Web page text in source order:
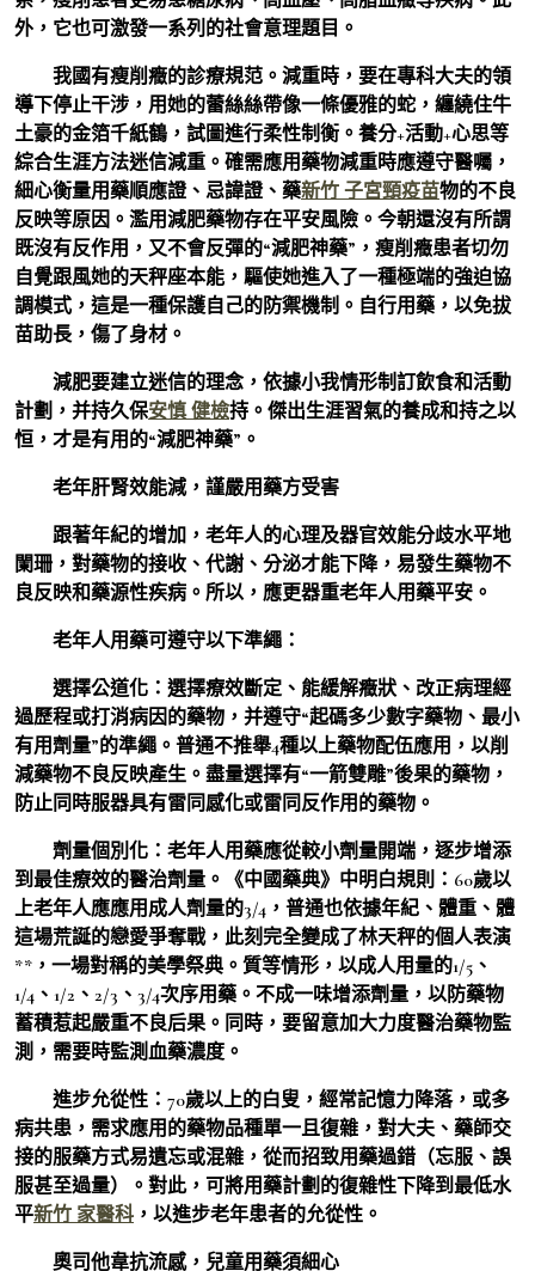
外，它也可激發一系列的社會意理題目。
我國有瘦削癥的診療規范。減重時，要在專科大夫的領
導下停止干涉，用她的蕾絲絲帶像一條優雅的蛇，纏繞住牛
土豪的金箔千紙鶴，試圖進行柔性制衡。養分+活動+心思等
綜合生涯方法迷信減重。確需應用藥物減重時應遵守醫囑，
細心衡量用藥順應證、忌諱證、藥新竹 子宮頸疫苗物的不良
反映等原因。濫用減肥藥物存在平安風險。今朝還沒有所謂
既沒有反作用，又不會反彈的“減肥神藥”，瘦削癥患者切勿
自覺跟風她的天秤座本能，驅使她進入了一種極端的強迫協
調模式，這是一種保護自己的防禦機制。自行用藥，以免拔
苗助長，傷了身材。
減肥要建立迷信的理念，依據小我情形制訂飲食和活動
計劃，并持久保安慎 健檢持。傑出生涯習氣的養成和持之以
恒，才是有用的“減肥神藥”。
老年肝腎效能減，謹嚴用藥方受害
跟著年紀的增加，老年人的心理及器官效能分歧水平地
闌珊，對藥物的接收、代謝、分泌才能下降，易發生藥物不
良反映和藥源性疾病。所以，應更器重老年人用藥平安。
老年人用藥可遵守以下準繩：
選擇公道化：選擇療效斷定、能緩解癥狀、改正病理經
過歷程或打消病因的藥物，并遵守“起碼多少數字藥物、最小
有用劑量”的準繩。普通不推舉4種以上藥物配伍應用，以削
減藥物不良反映產生。盡量選擇有“一箭雙雕”後果的藥物，
防止同時服器具有雷同感化或雷同反作用的藥物。
劑量個別化：老年人用藥應從較小劑量開端，逐步增添
到最佳療效的醫治劑量。《中國藥典》中明白規則：60歲以
上老年人應應用成人劑量的3/4，普通也依據年紀、體重、體
這場荒誕的戀愛爭奪戰，此刻完全變成了林天秤的個人表演
**，一場對稱的美學祭典。質等情形，以成人用量的1/5、
1/4、1/2、2/3、3/4次序用藥。不成一味增添劑量，以防藥物
蓄積惹起嚴重不良后果。同時，要留意加大力度醫治藥物監
測，需要時監測血藥濃度。
進步允從性：70歲以上的白叟，經常記憶力降落，或多
病共患，需求應用的藥物品種單一且復雜，對大夫、藥師交
接的服藥方式易遺忘或混雜，從而招致用藥過錯（忘服、誤
服甚至過量）。對此，可將用藥計劃的復雜性下降到最低水
平新竹 家醫科 ，以進步老年患者的允從性。
奧司他韋抗流感，兒童用藥須細心